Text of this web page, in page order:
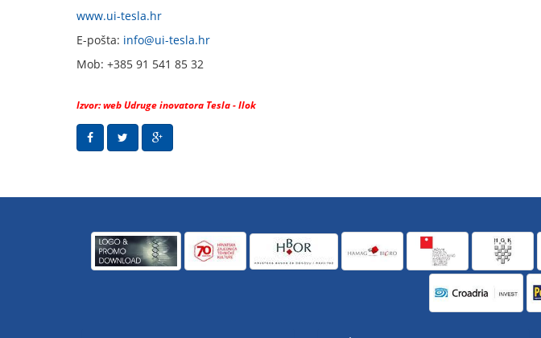
www.ui-tesla.hr
E-pošta: info@ui-tesla.hr
Mob: +385 91 541 85 32
Izvor: web Udruge inovatora Tesla - Ilok